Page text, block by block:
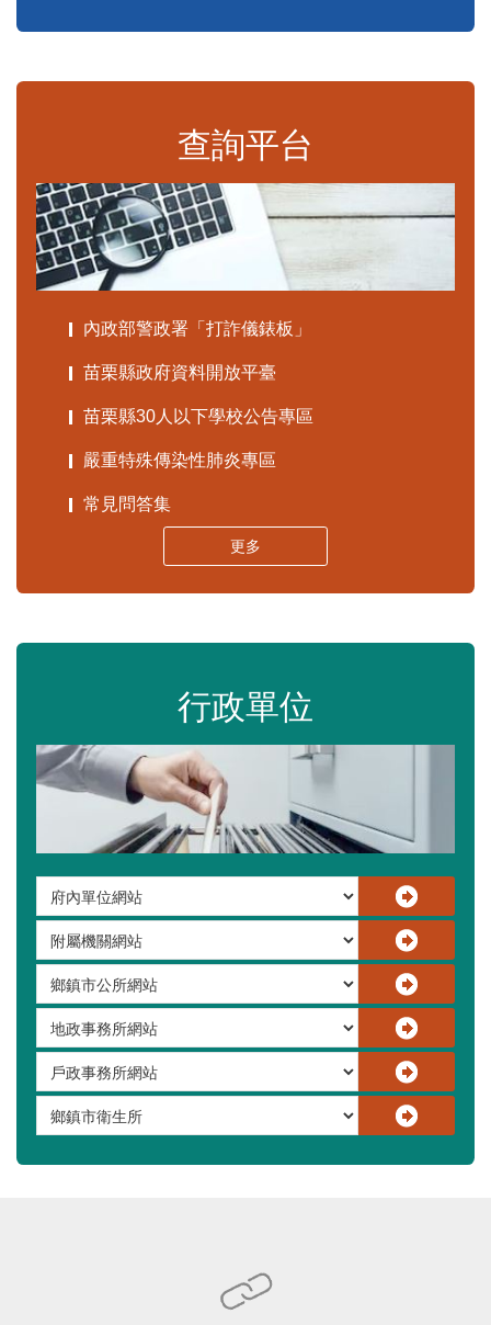
查詢平台
內政部警政署「打詐儀錶板」
苗栗縣政府資料開放平臺
苗栗縣30人以下學校公告專區
嚴重特殊傳染性肺炎專區
常見問答集
更多
行政單位